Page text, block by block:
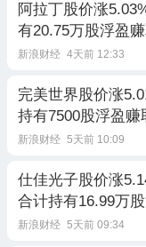
阿拉丁股价涨
有20.75万股浮盈
新浪财经 4天前 12:33
完美世界股价涨
持有7500股浮盈赚
新浪财经 5天前 10:09
仕佳光子股价涨
合计持有16.99万
新浪财经 5天前 09:34